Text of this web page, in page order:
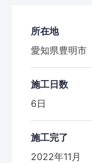
所在地
愛知県豊明市
施工日数
6日
施工完了
2022年11月